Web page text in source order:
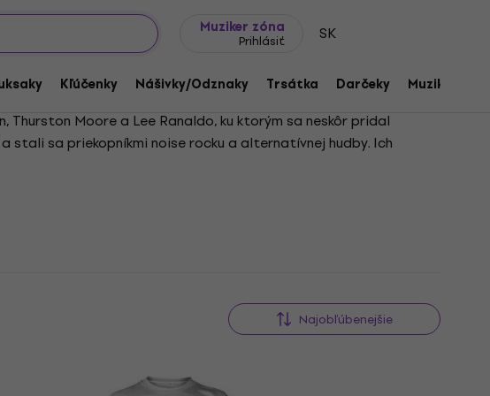
Muziker zóna
Prihlásiť SK
Kľúčenky Nášivky/Odznaky Trsátka Darčeky Muziker
Thurston Moore a Lee Ranaldo, ku ktorým sa neskôr pridal
stali sa priekopníkmi noise rocku a alternatívnej hudby. Ich
Najobľúbenejšie